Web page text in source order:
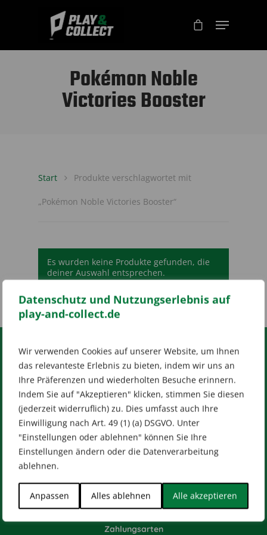
Datenschutz und Nutzungserlebnis auf
play-and-collect.de
Wir verwenden Cookies auf unserer Website, um Ihnen
das relevanteste Erlebnis zu bieten, indem wir uns an
Ihre Präferenzen und wiederholten Besuche erinnern.
Indem Sie auf "Akzeptieren" klicken, stimmen Sie diesen
(jederzeit widerruflich) zu. Dies umfasst auch Ihre
Einwilligung nach Art. 49 (1) (a) DSGVO. Unter
"Einstellungen oder ablehnen" können Sie Ihre
Einstellungen ändern oder die Datenverarbeitung
ablehnen.
Anpassen Alles ablehnen Alle akzeptieren
Pokémon Noble
Victories Booster
Start Produkte verschlagwortet mit
„Pokémon Noble Victories Booster“
Es wurden keine Produkte gefunden, die
deiner Auswahl entsprechen.
RECHTLICHES
Impressum AGB
Datenschutz
[wt_cli_manage_consent]
Designed byDilly
HILFE & KONTAKT
Zahlungsarten